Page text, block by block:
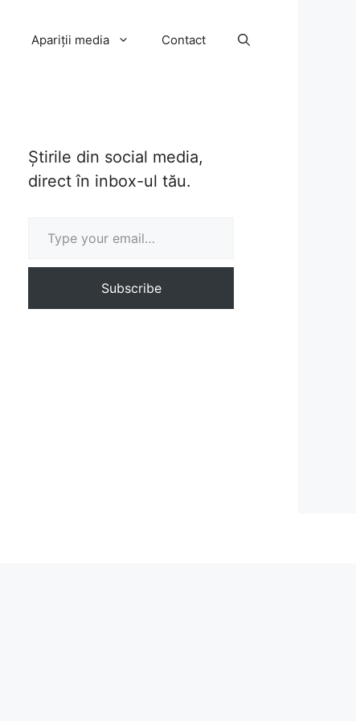
Apariții media Contact
Știrile din social media,
direct în inbox-ul tău.
Subscribe